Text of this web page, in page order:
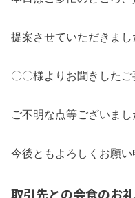
提案させていただきま
〇〇様よりお聞きした
ご不明な点等ございまし
今後ともよろしくお願い
取引先との会食のお